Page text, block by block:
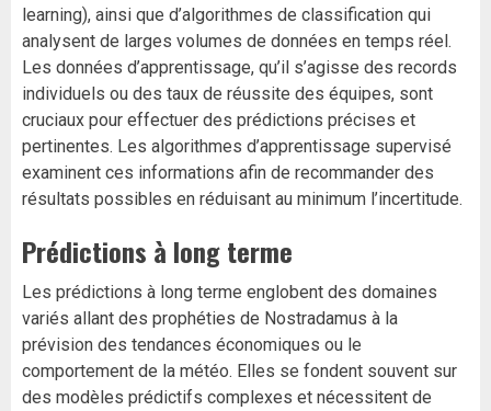
learning), ainsi que d’algorithmes de classification qui
analysent de larges volumes de données en temps réel.
Les données d’apprentissage, qu’il s’agisse des records
individuels ou des taux de réussite des équipes, sont
cruciaux pour effectuer des prédictions précises et
pertinentes. Les algorithmes d’apprentissage supervisé
examinent ces informations afin de recommander des
résultats possibles en réduisant au minimum l’incertitude.
Prédictions à long terme
Les prédictions à long terme englobent des domaines
variés allant des prophéties de Nostradamus à la
prévision des tendances économiques ou le
comportement de la météo. Elles se fondent souvent sur
des modèles prédictifs complexes et nécessitent de